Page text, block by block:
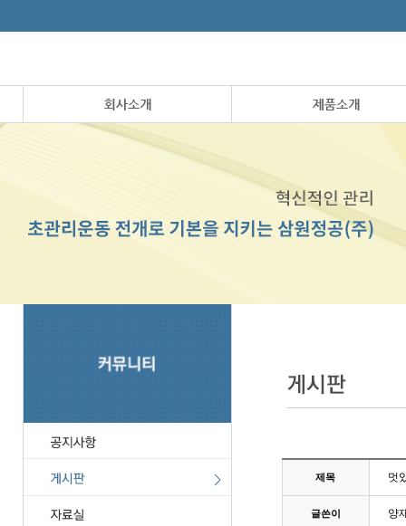
제목 멋
글쓴이 양